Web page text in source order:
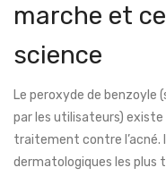
marche et
science
Le peroxyde de benzoyle
par les utilisateurs) existe
traitement contre
dermatologiques les plus